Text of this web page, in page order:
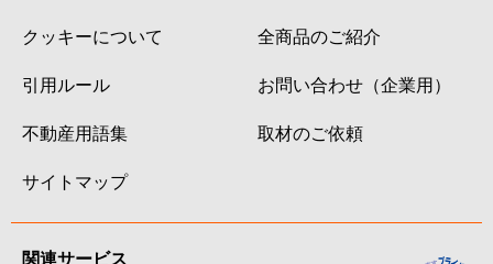
クッキーについて
引用ルール
不動産用語集
サイトマップ
全商品のご紹介
お問い合わせ（企業用）
取材のご依頼
関連サービス